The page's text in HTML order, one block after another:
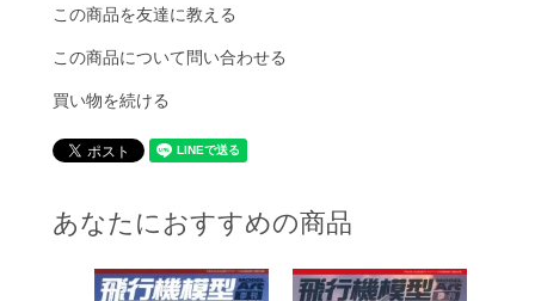
この商品を友達に教える
この商品について問い合わせる
買い物を続ける
あなたにおすすめの商品